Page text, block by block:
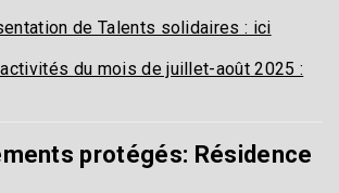
de Talents solidaires : ici
du mois de juillet-août 2025 :
protégés: Résidence